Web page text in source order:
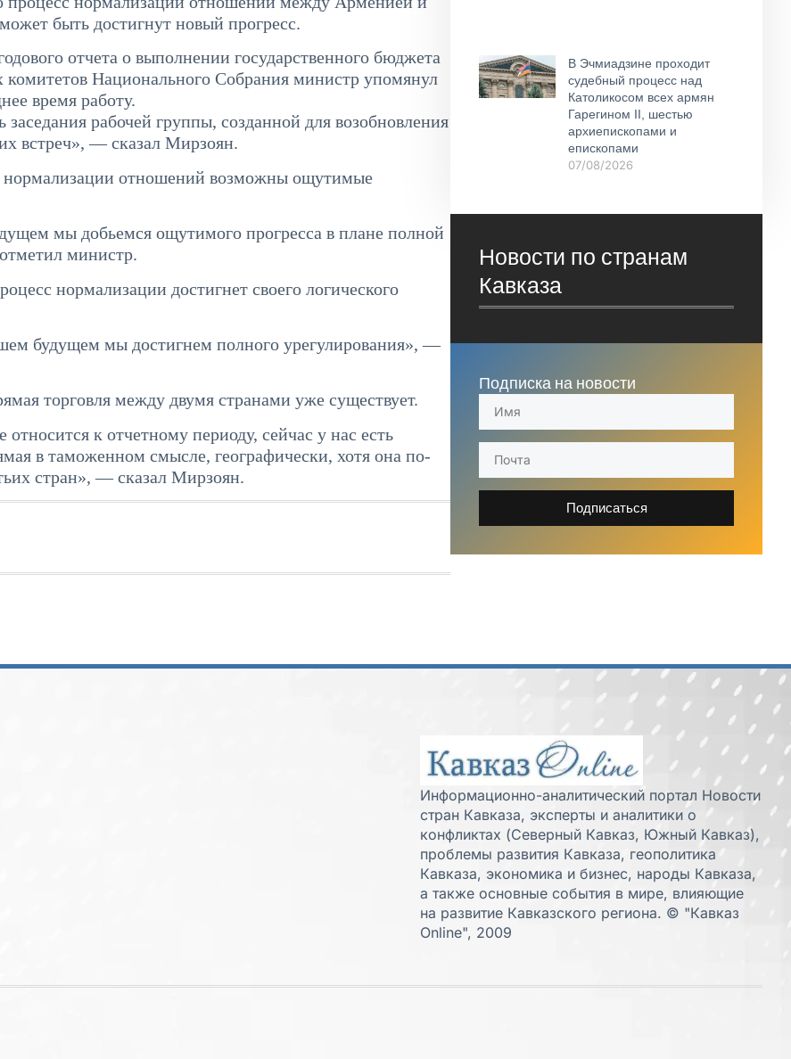
быть достигнут новый прогресс.
отчета о выполнении государственного бюджета
комитетов Национального Собрания министр упомянул
время работу.
рабочей группы, созданной для возобновления
встреч», — сказал Мирзоян.
отношений возможны ощутимые
мы добьемся ощутимого прогресса в плане полной
министр.
нормализации достигнет своего логического
будущем мы достигнем полного урегулирования», —
торговля между двумя странами уже существует.
к отчетному периоду, сейчас у нас есть
в таможенном смысле, географически, хотя она по-
стран», — сказал Мирзоян.
В Эчмиадзине проходит
судебный процесс над
Католикосом всех армян
Гарегином II, шестью
архиепископами и
епископами
07/08/2026
Новости по странам
Кавказа
Подписка на новости
Подписаться
Информационно-аналитический портал Новости
стран Кавказа, эксперты и аналитики о
конфликтах (Северный Кавказ, Южный Кавказ),
проблемы развития Кавказа, геополитика
Кавказа, экономика и бизнес, народы Кавказа,
а также основные события в мире, влияющие
на развитие Кавказского региона. © "Кавказ
Online", 2009